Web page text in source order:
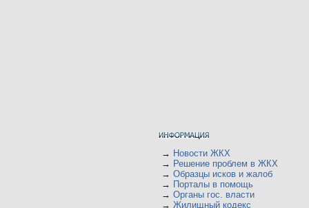
→ Новости ЖКХ
→ Решение проблем в ЖКХ
→ Образцы исков и жалоб
→ Порталы в помощь
→ Органы гос. власти
→ Жилищный кодекс